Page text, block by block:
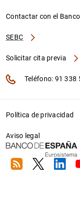
Contactar con el
SEBC
Solicitar cita previa
Teléfono: 91 338
Política de privacidad
Aviso legal
RSS Twitter